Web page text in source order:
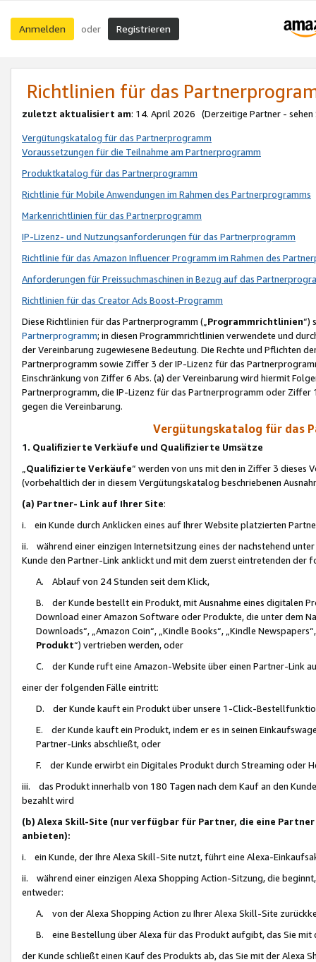
Anmelden oder Registrieren
Richtlinien für das
zuletzt aktualisiert am: 14. April 2026 (Derzeitige Partner - sehen
Vergütungskatalog für das Partnerprogramm
Voraussetzungen für die Teilnahme am Partnerprogramm
Produktkatalog für das Partnerprogramm
Richtlinie für Mobile Anwendungen im Rahmen des Partnerprogramms
Markenrichtlinien für das Partnerprogramm
IP-Lizenz- und Nutzungsanforderungen für das Partnerprogramm
Richtlinie für das Amazon Influencer Programm im Rahmen des
Anforderungen für Preissuchmaschinen in Bezug auf das
Richtlinien für das Creator Ads Boost-Programm
Diese Richtlinien für das Partnerprogramm („Programmrichtlinien“)
Partnerprogramm; in diesen Programmrichtlinien verwendete und
der Vereinbarung zugewiesene Bedeutung. Die Rechte und Pflichten
Partnerprogramm sowie Ziffer 3 der IP-Lizenz für das
Einschränkung von Ziffer 6 Abs. (a) der Vereinbarung wird hiermit
Partnerprogramm, die IP-Lizenz für das Partnerprogramm oder
gegen die Vereinbarung.
Vergütungskatalog für das
1. Qualifizierte Verkäufe und Qualifizierte Umsätze
Qualifizierte Verkäufe“ werden von uns mit den in Ziffer 3
(vorbehaltlich der in diesem Vergütungskatalog beschriebenen
(a) Partner- Link auf Ihrer Site:
i. ein Kunde durch Anklicken eines auf Ihrer Website platzierten
ii. während einer einzigen Internetsitzung eines der nachstehend
Kunde den Partner-Link anklickt und mit dem zuerst eintretenden der
A. Ablauf von 24 Stunden seit dem Klick,
B. der Kunde bestellt ein Produkt, mit Ausnahme eines digitalen
Download einer Amazon Software oder Produkte, die unter dem
Downloads“, „Amazon Coin“, „Kindle Books“, „Kindle
Produkt“) vertrieben werden, oder
C. der Kunde ruft eine Amazon-Website über einen Partner-Link
einer der folgenden Fälle eintritt:
D. der Kunde kauft ein Produkt über unsere 1-Click-
E. der Kunde kauft ein Produkt, indem er es in seinen
Partner-Links abschließt, oder
F. der Kunde erwirbt ein Digitales Produkt durch Streaming oder
iii. das Produkt innerhalb von 180 Tagen nach dem Kauf an den
bezahlt wird
(b) Alexa Skill-Site (nur verfügbar für Partner, die eine
anbieten):
i. ein Kunde, der Ihre Alexa Skill-Site nutzt, führt eine Alexa-
ii. während einer einzigen Alexa Shopping Action-Sitzung, die
entweder:
A. von der Alexa Shopping Action zu Ihrer Alexa Skill-Site
B. eine Bestellung über Alexa für das Produkt aufgibt, das Sie mit
der Kunde schließt einen Kauf des Produkts ab, das Sie mit der Alexa